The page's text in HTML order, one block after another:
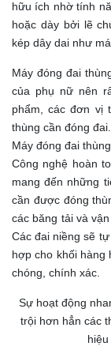
hữu ích nhờ tính
hoặc dày bởi lẽ
kép dây dai như
Máy đóng đai
của phụ nữ nên
phẩm, các đơn vị
thùng cần đóng đai.
Máy đóng đai
Công nghệ hoàn
mang đến những
cần được đóng
các băng tải và
Các đai niềng sẽ
hợp cho khối hàng
chóng, chính xác.
Sự hoạt động
trội hơn hẳn các